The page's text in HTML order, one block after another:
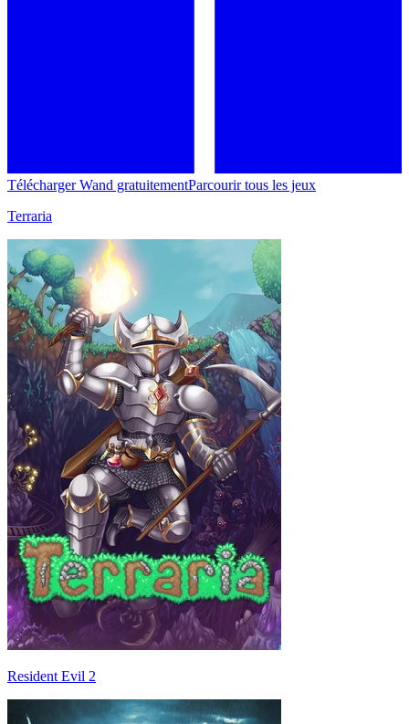
Télécharger Wand gratuitementParcourir tous les jeux
Terraria
Resident Evil 2